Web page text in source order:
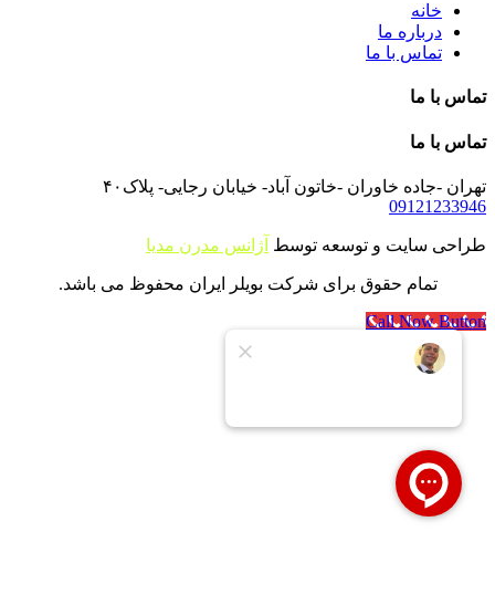
خانه
درباره ما
تماس با ما
تماس با ما
تماس با ما
تهران -جاده خاوران -خاتون آباد- خیابان رجایی- پلاک۴۰
09121233946
طراحی سایت و توسعه توسط آژانس مدرن مدیا
تمام حقوق برای شرکت بویلر ایران محفوظ می باشد.
Call Now Button